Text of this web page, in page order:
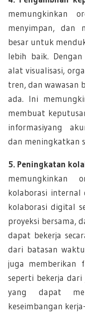
memungkinkan
menyimpan, dan
besar untuk
lebih baik.
alat visualisasi,
tren, dan wawasan
ada. Ini
membuat
informasiyang
dan meningkatkan
5. Peningkatan
memungkinkan
kolaborasi internal
kolaborasi digital
proyeksi bersama,
dapat bekerja
dari batasan
juga memberikan
seperti bekerja
yang dapat
keseimbangan